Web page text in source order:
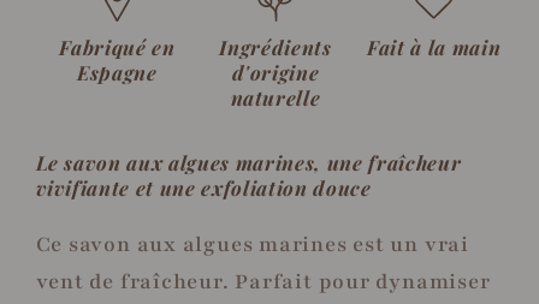
Fabriqué en
Espagne
Ingrédients
d'origine
naturelle
Fait à la main
Le savon aux algues marines, une fraîcheur
vivifiante et une exfoliation douce
Ce savon aux algues marines est un vrai
vent de fraîcheur. Parfait pour dynamiser